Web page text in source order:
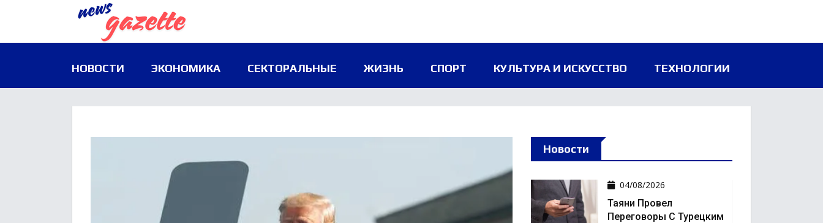
НОВОСТИ ЭКОНОМИКА СЕКТОРАЛЬНЫЕ ЖИЗНЬ СПОРТ КУЛЬТУРА И ИСКУССТВО ТЕХНОЛОГИИ
Новости
04/08/2026
Таяни Провел
Переговоры С Турецким